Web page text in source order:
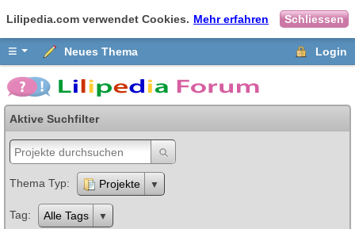
Lilipedia.com verwendet Cookies. Mehr erfahren Schliessen
≡ Neues Thema Login
Aktive Suchfilter
Thema Typ Projekte
Tag Alle Tags